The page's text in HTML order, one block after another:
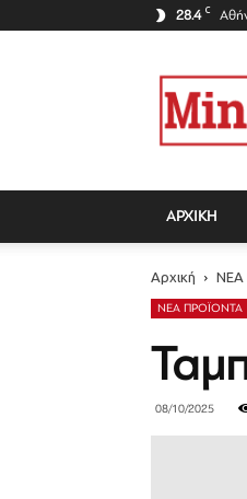
28.4 C
Mini
ΑΡΧΙΚΗ
Αρχική ΝΕΑ
ΝΕΑ ΠΡΟΪΟΝΤΑ
08/10/2025